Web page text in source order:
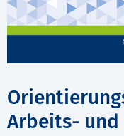
Arbeits-